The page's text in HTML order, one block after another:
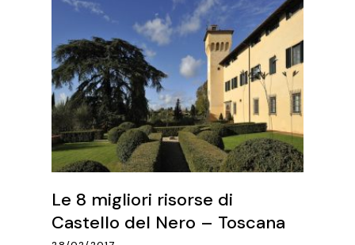
Le 8 migliori risorse di
Castello del Nero – Toscana